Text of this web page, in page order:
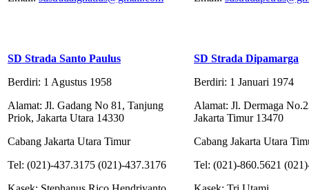
SD Strada Santo Paulus
Berdiri: 1 Agustus 1958
Alamat: Jl. Gadang No 81, Tanjung
Priok, Jakarta Utara 14330
Cabang Jakarta Utara Timur
Tel: (021)-437.3175 (021)-437.3176
SD Strada Dipamarga
Berdiri: 1 Januari 1974
Alamat: Jl. Dermaga
Jakarta Timur 13470
Cabang Jakarta Utara
Tel: (021)-860.5621